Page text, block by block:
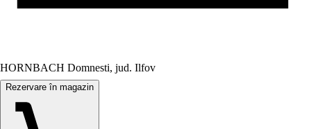
HORNBACH Domnesti, jud. Ilfov
Rezervare în magazin